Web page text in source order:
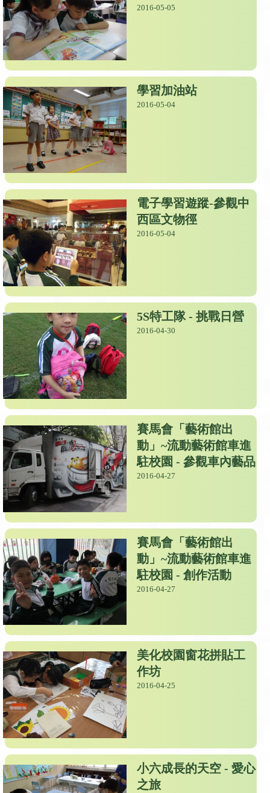
2016-05-05
學習加油站
2016-05-04
電子學習遊蹤-參觀中
西區文物徑
2016-05-04
5S特工隊 - 挑戰日營
2016-04-30
賽馬會「藝術館出
動」~流動藝術館車進
駐校園 - 參觀車內藝品
2016-04-27
賽馬會「藝術館出
動」~流動藝術館車進
駐校園 - 創作活動
2016-04-27
美化校園窗花拼貼工
作坊
2016-04-25
小六成長的天空 - 愛心
之旅